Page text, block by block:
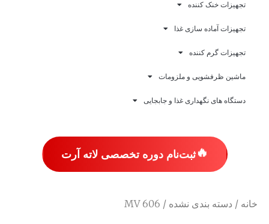
تجهیزات خنک کننده
تجهیزات آماده سازی غذا
تجهیزات گرم کننده
ماشین ظرفشویی و ملزومات
دستگاه های نگهداری غذا و جابجایی
🔥ثبت‌نام دوره تخصصی لاته آرت
خانه / دسته بندی نشده / MV 606